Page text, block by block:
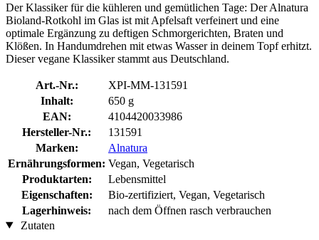
Der Klassiker für die kühleren und gemütlichen Tage: Der Alnatura
Bioland-Rotkohl im Glas ist mit Apfelsaft verfeinert und eine
optimale Ergänzung zu deftigen Schmorgerichten, Braten und
Klößen. In Handumdrehen mit etwas Wasser in deinem Topf erhitzt.
Dieser vegane Klassiker stammt aus Deutschland.
Art.-Nr.:
XPI-MM-131591
Inhalt:
650 g
EAN:
4104420033986
Hersteller-Nr.:
131591
Marken:
Alnatura
Ernährungsformen: Vegan, Vegetarisch
Produktarten:
Lebensmittel
Eigenschaften:
Bio-zertifiziert, Vegan, Vegetarisch
Lagerhinweis:
nach dem Öffnen rasch verbrauchen
Zutaten